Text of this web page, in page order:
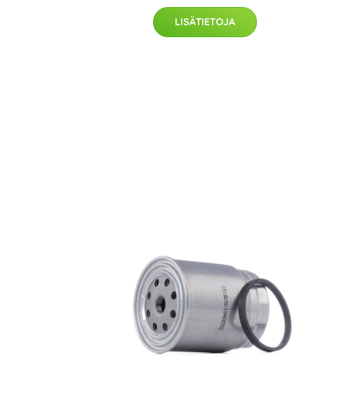
LISÄTIETOJA